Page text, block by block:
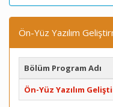
Ön-Yüz Yazılım
Bölüm Program Adı
Ön-Yüz Yazılım